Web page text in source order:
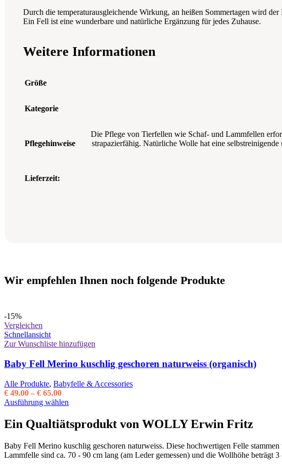
Durch die temperaturausgleichende Wirkung, an heißen Sommertagen wird
Ein Fell ist eine wunderbare und natürliche Ergänzung für jedes Zuhause.
Weitere Informationen
Größe
Kategorie
Pflegehinweise
Die Pflege von Tierfellen wie Schaf- und Lammfellen
strapazierfähig. Natürliche Wolle hat eine
Lieferzeit:
Wir empfehlen Ihnen noch folgende Produkte
-15%
Vergleichen
Schnellansicht
Zur Wunschliste hinzufügen
Baby Fell Merino kuschlig geschoren naturweiss (organisch)
Alle Produkte, Babyfelle & Accessories
€ 49.00 – € 65.00Preisspanne:
€ 49.00
€ 65.00
Ausführung wählen
weist
mehrere
auf.
Die
Ein Qualtiätsprodukt von WOLLY Erwin Fritz
Baby Fell Merino kuschlig geschoren naturweiss. Diese hochwertigen Felle
Lammfelle sind ca. 70 - 90 cm lang (am Leder gemessen) und die Wollhöhe beträgt 3